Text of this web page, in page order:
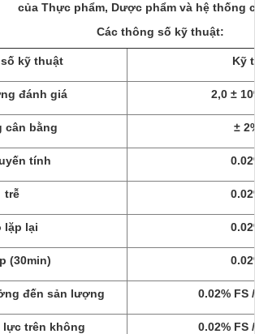
của Thực phẩm, Dược phẩm và hệ thống
Các thông số kỹ thuật:
kỹ thuật Kỹ
đánh giá 2,0 ±
cân bằng ±
tính
trễ
lặp lại
(30min)
đến sản lượng 0.02% FS
lực trên không 0.02% FS